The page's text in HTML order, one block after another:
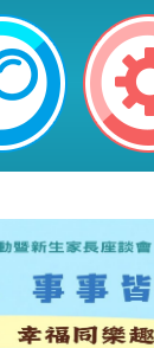
小學辦
talk線
，請
民小學